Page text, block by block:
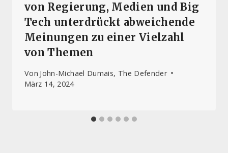
von Regierung, Medien und Big
Tech unterdrückt abweichende
Meinungen zu einer Vielzahl
von Themen
Von John-Michael Dumais, The Defender
März 14, 2024